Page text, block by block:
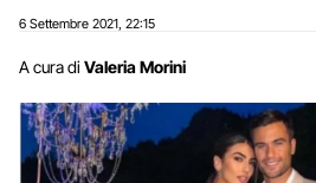
6 Settembre 2021 22:15
A cura di Valeria Morini